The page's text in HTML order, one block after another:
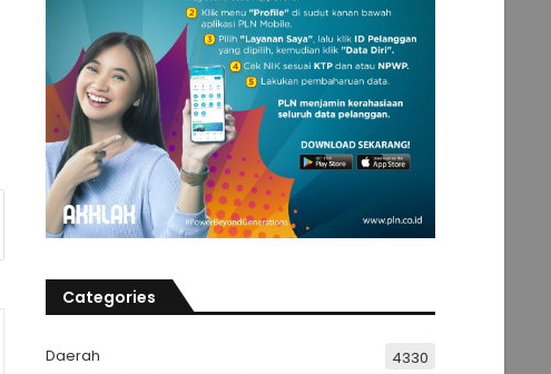
Categories
Daerah 4330